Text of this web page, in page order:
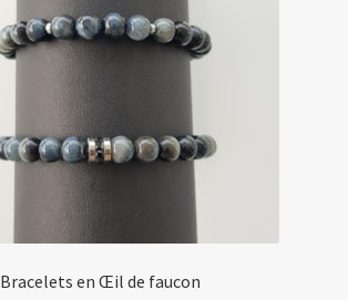
Bracelets en Œil de faucon